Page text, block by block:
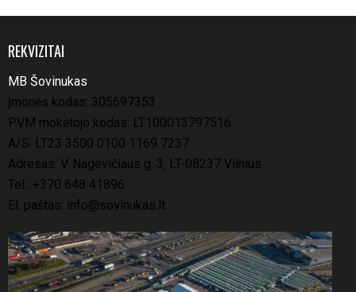
REKVIZITAI
MB Šovinukas
Įmonės kodas: 305697353
PVM mokėtojo kodas: LT100013797516
A/S: LT23 3500 0100 1169 7237
Adresas: V. Nagevičiaus g. 3, LT-08237 Vilnius
Tel.: +370 648 41896
El. paštas: info@sovinukas.lt